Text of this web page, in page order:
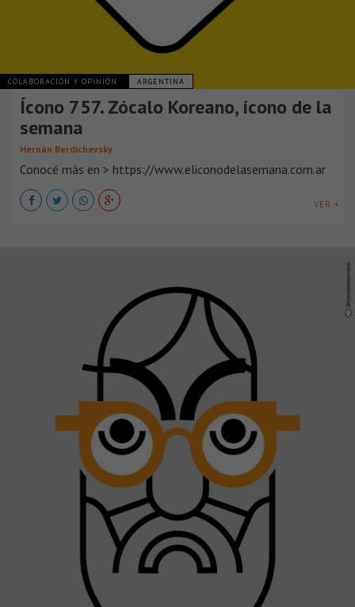
COLABORACIÓN Y OPINIÓN ARGENTINA
Ícono 757. Zócalo Koreano, ícono de la
semana
Hernán Berdichevsky
Conocé más en > https://www.eliconodelasemana.com.ar
VER +